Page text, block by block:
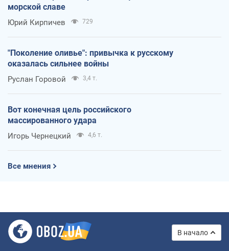
морской славе
Юрий Кирпичев 729
"Поколение оливье": привычка к русскому
оказалась сильнее войны
Руслан Горовой 3,4 т.
Вот конечная цель российского
массированного удара
Игорь Чернецкий 4,6 т.
Все мнения
В начало